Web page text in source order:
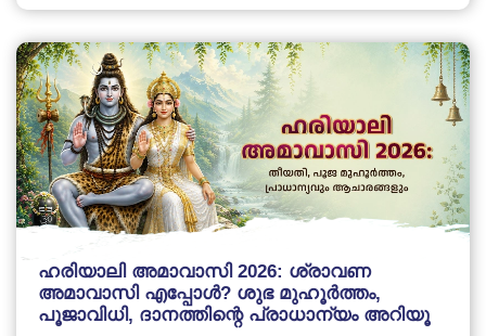
ഹരിയാലി അമാവാസി 2026: ശ്രാവണ
അമാവാസി എപ്പോൾ? ശുഭ മുഹൂർത്തം,
പൂജാവിധി, ദാനത്തിന്റെ പ്രാധാന്യം അറിയൂ